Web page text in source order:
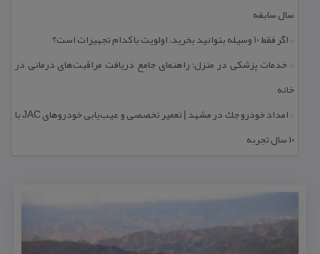
سال سابقه
:: اگر فقط 10 وسیله بتوانید بخرید، اولویت با كدام تجهیزات است؟
:: خدمات پزشكی در منزل؛ راهنمای جامع دریافت مراقبت‌های درمانی در
خانه
::
امداد خودرو جك در مشهد | تعمیر تخصصی و عیب‌یابی خودروهای JAC با
۱۰ سال تجربه